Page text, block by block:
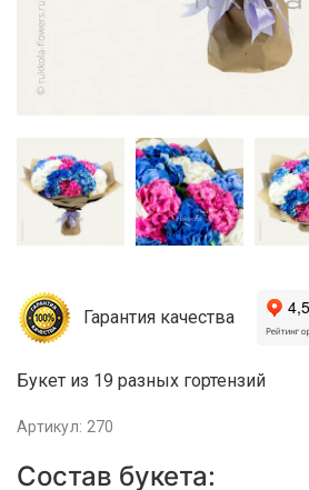
Гарантия качества
Букет из 19 разных гортензий
Артикул: 270
Состав букета: